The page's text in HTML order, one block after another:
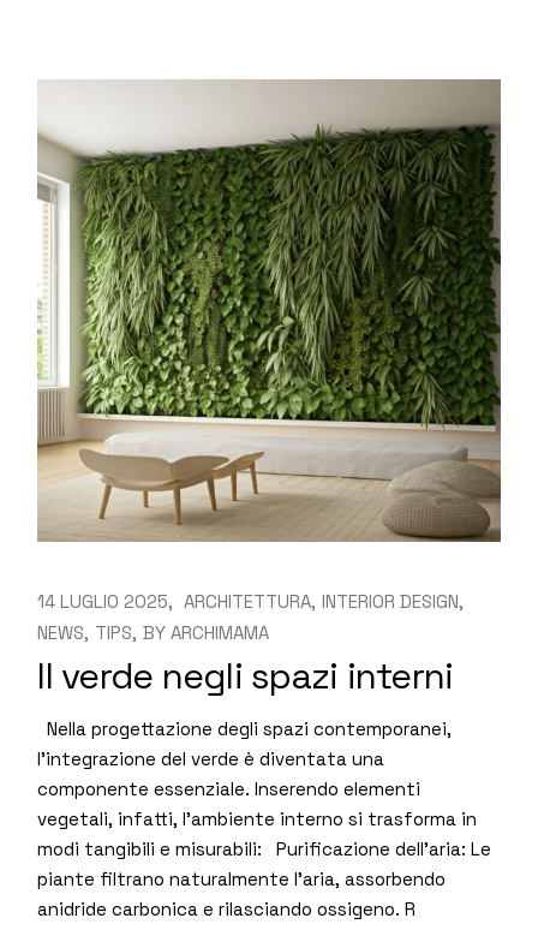
14 LUGLIO 2025 ARCHITETTURA INTERIOR DESIGN
NEWS TIPS BY ARCHIMAMA
Il verde negli spazi interni
Nella progettazione degli spazi contemporanei,
l’integrazione del verde è diventata una
componente essenziale. Inserendo elementi
vegetali, infatti, l’ambiente interno si trasforma in
modi tangibili e misurabili: Purificazione dell’aria: Le
piante filtrano naturalmente l’aria, assorbendo
anidride carbonica e rilasciando ossigeno. R